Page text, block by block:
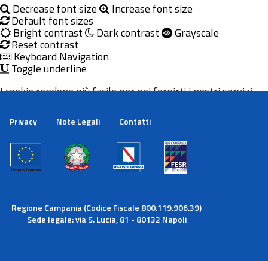
Decrease font size Increase font size
Default font sizes
Bright contrast Dark contrast Grayscale
Reset contrast
Keyboard Navigation
Toggle underline
Privacy Note Legali Contatti
Regione Campania (Codice Fiscale 800.119.906.39)
Sede legale: via S. Lucia, 81 - 80132 Napoli
I cookie rendono più facile per noi fornirti i nostri servizi.
cookie.
Maggiori informazioni